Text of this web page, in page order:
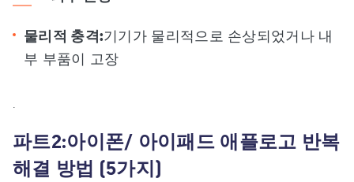
물리적 충격:기기가 물리적으로 손상되었거나 내
부 부품이 고장
파트2:아이폰/ 아이패드 애플로고 반복
해결 방법 (5가지)